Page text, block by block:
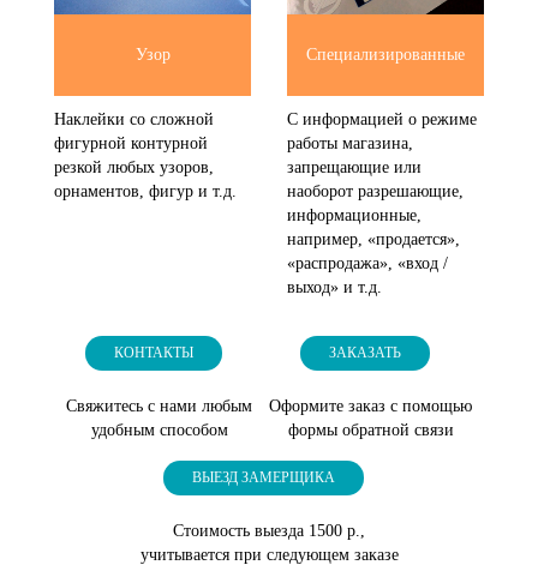
Узор
Наклейки со сложной
фигурной контурной
резкой любых узоров,
орнаментов, фигур и т.д.
Специализированные
С информацией о режиме
работы магазина,
запрещающие или
наоборот разрешающие,
информационные,
например, «продается»,
«распродажа», «вход /
выход» и т.д.
КОНТАКТЫ
Свяжитесь с нами любым
удобным способом
ЗАКАЗАТЬ
Оформите заказ с помощью
формы обратной связи
ВЫЕЗД ЗАМЕРЩИКА
Стоимость выезда 1500 р.,
учитывается при следующем заказе